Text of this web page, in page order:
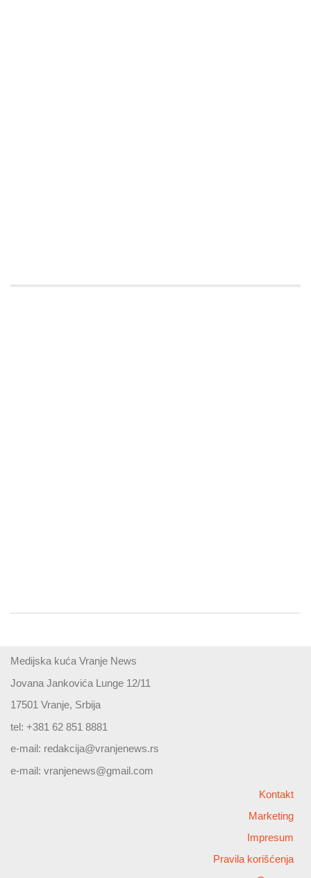
Medijska kuća Vranje News
Jovana Jankovića Lunge 12/11
17501 Vranje, Srbija
tel: +381 62 851 8881
e-mail: redakcija@vranjenews.rs
e-mail: vranjenews@gmail.com
Kontakt
Marketing
Impresum
Pravila korišćenja